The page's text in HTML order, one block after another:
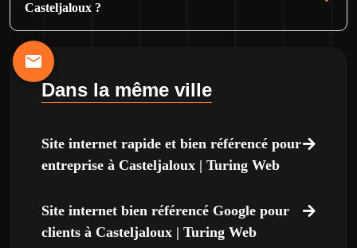
Casteljaloux ?
Dans la même ville
Site internet rapide et bien référencé pour
entreprise à Casteljaloux | Turing Web
Site internet bien référencé Google pour
clients à Casteljaloux | Turing Web